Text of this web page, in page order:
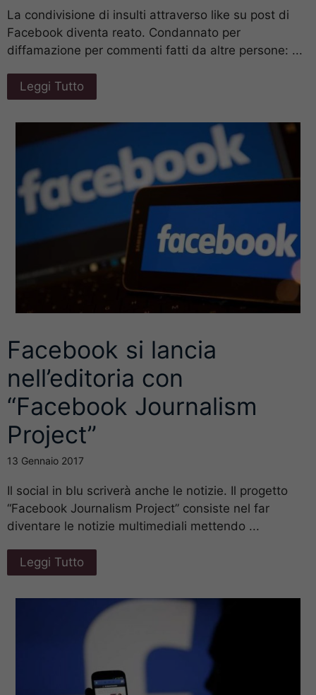
La condivisione di insulti attraverso like su post di
Facebook diventa reato. Condannato per
diffamazione per commenti fatti da altre persone: ...
Leggi Tutto
Facebook si lancia
nell’editoria con
“Facebook Journalism
Project”
13 Gennaio 2017
Il social in blu scriverà anche le notizie. Il progetto
“Facebook Journalism Project” consiste nel far
diventare le notizie multimediali mettendo ...
Leggi Tutto